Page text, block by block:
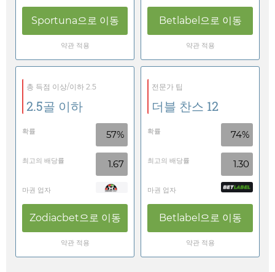
Sportuna으로 이동
약관 적용
Betlabel 으로 이동
약관 적용
총 득점 이상/이하 2.5
2.5골 이하
확률 57%
최고의 배당률 1.67
마권 업자
Zodiacbet으로 이동
약관 적용
전문가 팁
더블 찬스 12
확률 74%
최고의 배당률 1.30
마권 업자
Betlabel 으로 이동
약관 적용